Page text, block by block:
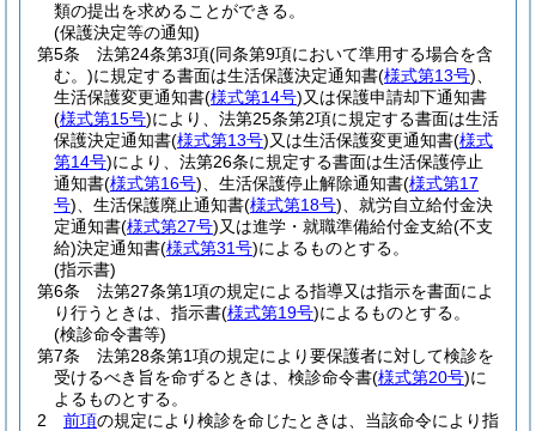
類の提出を求めることができる。
(保護決定等の通知)
第5条
法第24条第3項(同条第9項において準用する場合を含
む。)に規定する書面は生活保護決定通知書(様式第13号)
生活保護変更通知書(様式第14号)又は保護申請却下通知書
(様式第15号)により、法第25条第2項に規定する書面は生活
保護決定通知書(様式第13号)又は生活保護変更通知書(様式
第14号)により、法第26条に規定する書面は生活保護停止
通知書(様式第16号) 、生活保護停止解除通知書(様式第17
号) 、生活保護廃止通知書(様式第18号) 、就労自立給付金決
定通知書(様式第27号)又は進学・就職準備給付金支給(不支
給)決定通知書(様式第31号)によるものとする。
(指示書)
第6条
法第27条第1項の規定による指導又は指示を書面によ
り行うときは、指示書(様式第19号)によるものとする。
(検診命令書等)
第7条
法第28条第1項の規定により要保護者に対して検診を
受けるべき旨を命ずるときは、検診命令書(様式第20号)に
よるものとする。
2
前項の規定により検診を命じたときは、当該命令により指